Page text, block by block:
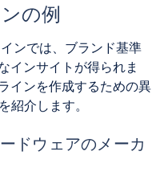
の例
ンでは、ブランド基準
インサイトが得られま
インを作成するための異
紹介します。
ドウェアのメーカ